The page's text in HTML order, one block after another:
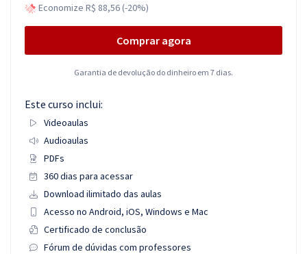
Economize R$ 88,56 (-20%)
Comprar agora
Garantia de devolução do dinheiro em 7 dias.
Este curso inclui:
Videoaulas
Audioaulas
PDFs
360 dias para acessar
Download ilimitado das aulas
Acesso no Android, iOS, Windows e Mac
Certificado de conclusão
Fórum de dúvidas com professores